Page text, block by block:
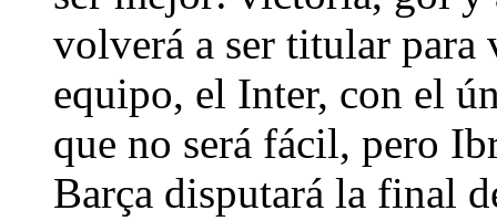
volverá a ser titular para
equipo, el Inter, con el
que no será fácil, pero
Barça disputará la final